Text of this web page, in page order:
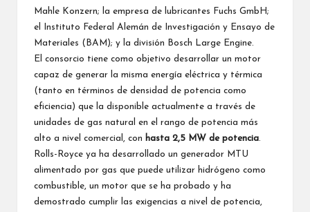
Mahle Konzern; la empresa de lubricantes Fuchs GmbH;
el Instituto Federal Alemán de Investigación y Ensayo de
Materiales (BAM); y la división Bosch Large Engine.
El consorcio tiene como objetivo desarrollar un motor
capaz de generar la misma energía eléctrica y térmica
(tanto en términos de densidad de potencia como
eficiencia) que la disponible actualmente a través de
unidades de gas natural en el rango de potencia más
alto a nivel comercial, con hasta 2,5 MW de potencia
Rolls-Royce ya ha desarrollado un generador MTU
alimentado por gas que puede utilizar hidrógeno como
combustible, un motor que se ha probado y ha
demostrado cumplir las exigencias a nivel de potencia,